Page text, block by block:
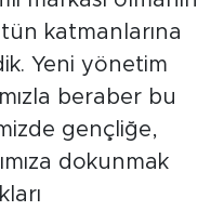
katmanlarına
Yeni yönetim
beraber bu
gençliğe,
dokunmak